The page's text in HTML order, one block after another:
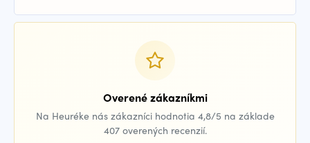
Overené zákazníkmi
Na Heuréke nás zákazníci hodnotia 4,8/5 na základe
407 overených recenzií.